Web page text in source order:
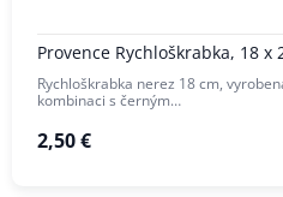
Provence Rychloškrabka, 18 x
Rychloškrabka nerez 18 cm,
kombinaci s černým…
2,50 €